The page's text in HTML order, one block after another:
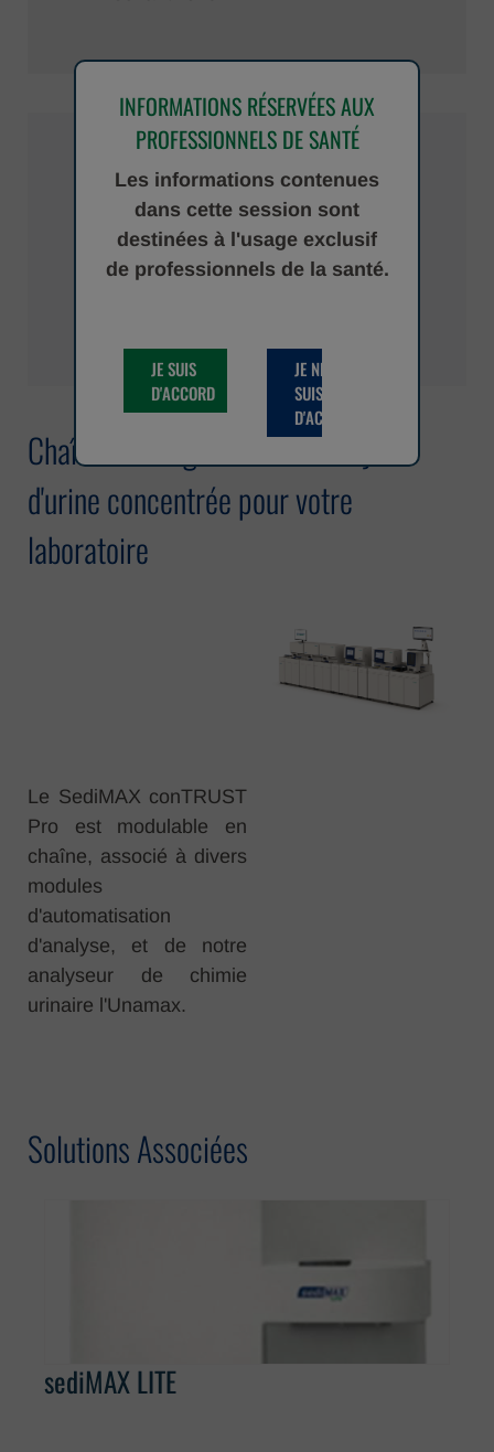
INFORMATIONS RÉSERVÉES AUX
PROFESSIONNELS DE SANTÉ
Les informations contenues
dans cette session sont
destinées à l'usage exclusif
de professionnels de la santé.
JE SUIS
D'ACCORD
JE NE
SUIS PAS
D'ACCORD
Complet : jusqu'à 50
paramètres mesurés
Chaîne d'urologie : Toute l'analyse
d'urine concentrée pour votre
laboratoire
Le SediMAX conTRUST
Pro est modulable en
chaîne, associé à divers
modules
d'automatisation
d'analyse, et de notre
analyseur de chimie
urinaire l'Unamax.
Solutions Associées
sediMAX LITE